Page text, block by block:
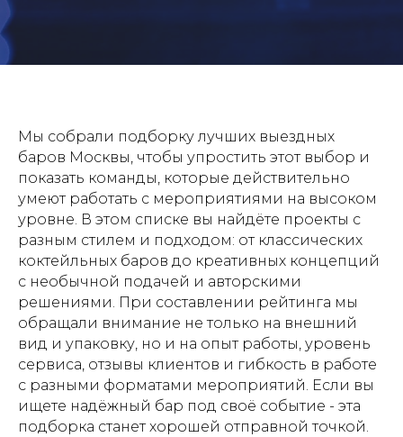
Мы собрали подборку лучших выездных
баров Москвы, чтобы упростить этот выбор и
показать команды, которые действительно
умеют работать с мероприятиями на высоком
уровне. В этом списке вы найдёте проекты с
разным стилем и подходом: от классических
коктейльных баров до креативных концепций
с необычной подачей и авторскими
решениями. При составлении рейтинга мы
обращали внимание не только на внешний
вид и упаковку, но и на опыт работы, уровень
сервиса, отзывы клиентов и гибкость в работе
с разными форматами мероприятий. Если вы
ищете надёжный бар под своё событие - эта
подборка станет хорошей отправной точкой.